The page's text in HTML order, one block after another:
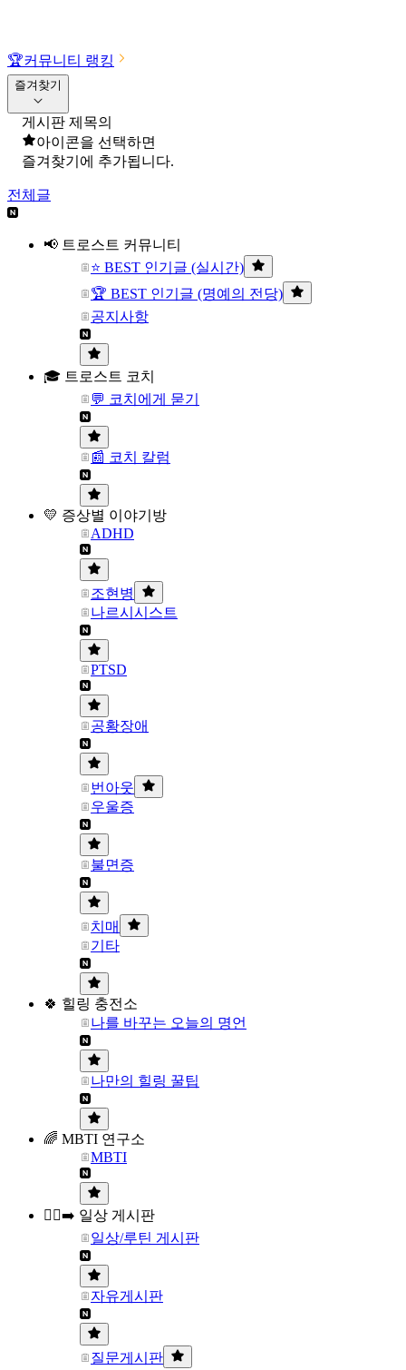
🏆커뮤니티 랭킹
즐겨찾기
게시판 제목의
아이콘을 선택하면
즐겨찾기에 추가됩니다.
전체글
📢 트로스트 커뮤니티
⭐ BEST 인기글 (실시간)
🏆 BEST 인기글 (명예의 전당)
공지사항
🎓 트로스트 코치
💬 코치에게 묻기
📰 코치 칼럼
💛 증상별 이야기방
ADHD
조현병
나르시시스트
PTSD
공황장애
번아웃
우울증
불면증
치매
기타
🍀 힐링 충전소
나를 바꾸는 오늘의 명언
나만의 힐링 꿀팁
🌈 MBTI 연구소
MBTI
🏃‍♀️‍➡️ 일상 게시판
일상/루틴 게시판
자유게시판
질문게시판